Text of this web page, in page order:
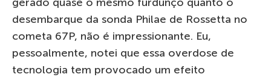
desembarque da sonda Philae de Rossetta no
cometa 67P, não é impressionante. Eu,
pessoalmente, notei que essa overdose de
tecnologia tem provocado um efeito